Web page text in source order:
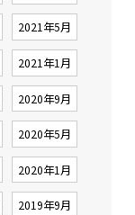
2021年5月
2021年1月
2020年9月
2020年5月
2020年1月
2019年9月